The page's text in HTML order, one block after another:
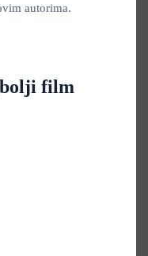
autorima.
film